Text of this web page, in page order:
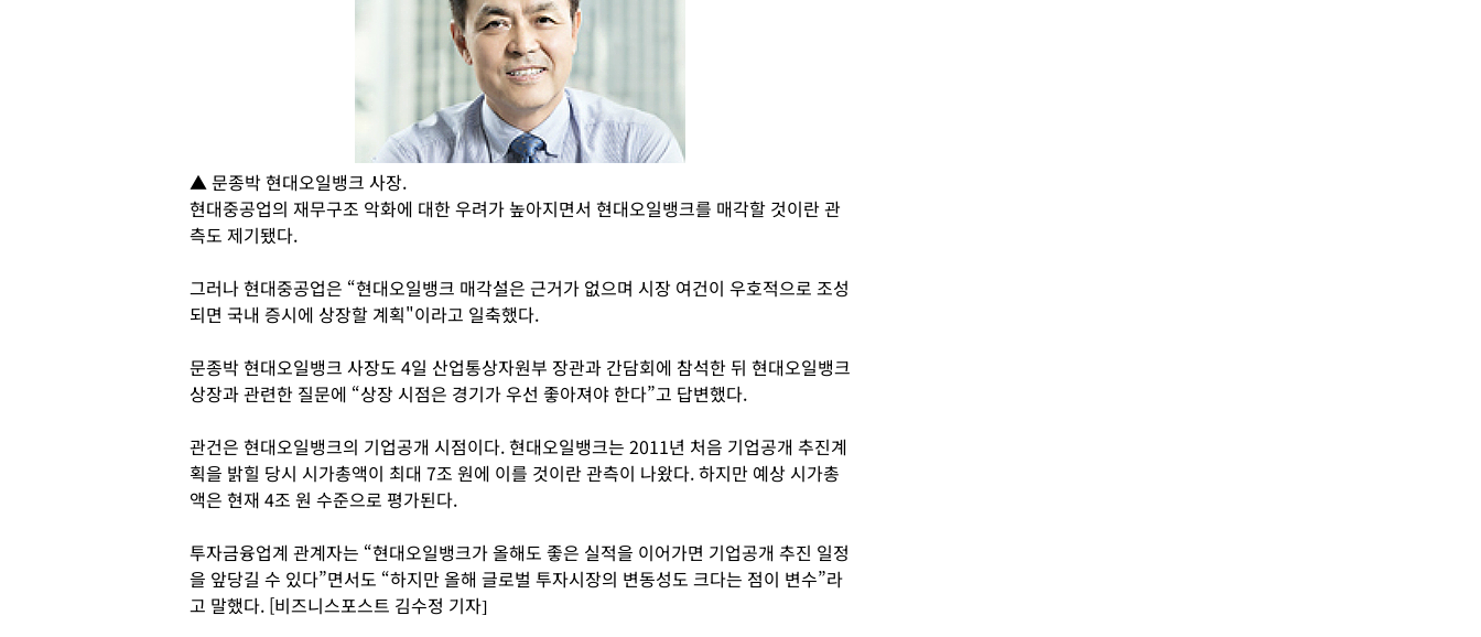
▲ 문종박 현대오일뱅크 사장.
현대중공업의 재무구조 악화에 대한 우려가 높아지면서 현대오일뱅크를 매각할 것이란 관
측도 제기됐다.
그러나 현대중공업은 “현대오일뱅크 매각설은 근거가 없으며 시장 여건이 우호적으로 조성
되면 국내 증시에 상장할 계획"이라고 일축했다.
문종박 현대오일뱅크 사장도 4일 산업통상자원부 장관과 간담회에 참석한 뒤 현대오일뱅크
상장과 관련한 질문에 “상장 시점은 경기가 우선 좋아져야 한다”고 답변했다.
관건은 현대오일뱅크의 기업공개 시점이다. 현대오일뱅크는 2011년 처음 기업공개 추진계
획을 밝힐 당시 시가총액이 최대 7조 원에 이를 것이란 관측이 나왔다. 하지만 예상 시가총
액은 현재 4조 원 수준으로 평가된다.
투자금융업계 관계자는 “현대오일뱅크가 올해도 좋은 실적을 이어가면 기업공개 추진 일정
을 앞당길 수 있다”면서도 “하지만 올해 글로벌 투자시장의 변동성도 크다는 점이 변수”라
고 말했다. [비즈니스포스트 김수정 기자]